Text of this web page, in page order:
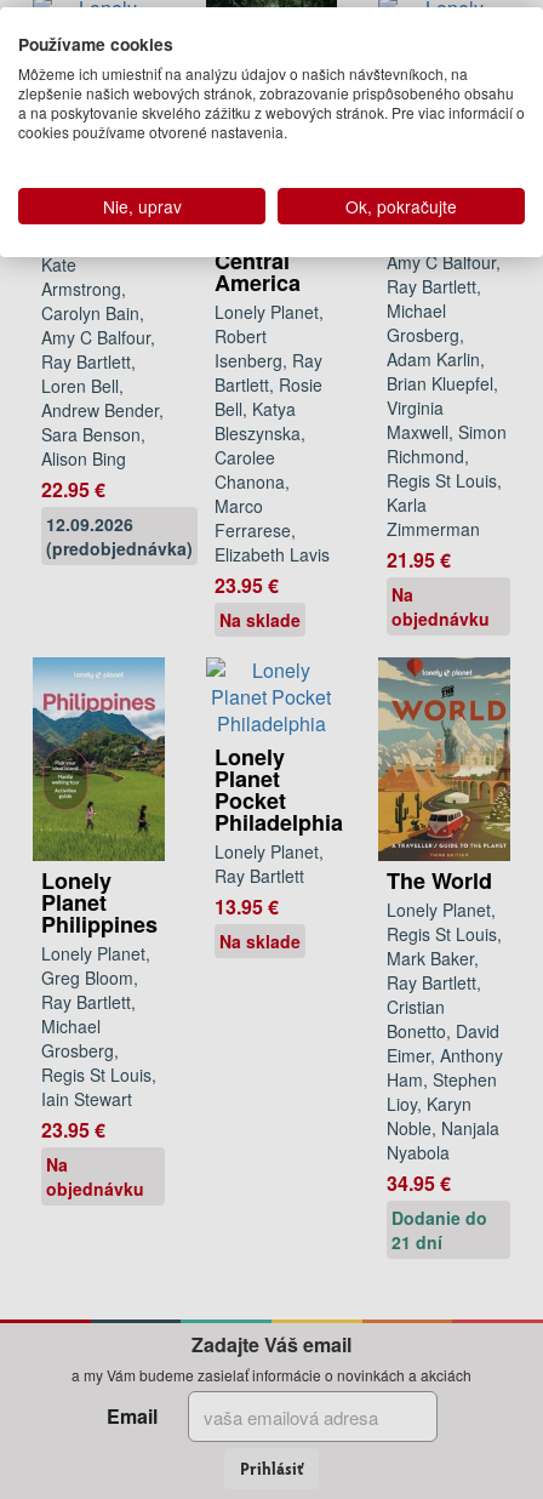
Lonely
Planet Best
USA
Lonely Planet,
Kate
Armstrong,
Carolyn Bain,
Amy C Balfour,
Ray Bartlett,
Loren Bell,
Andrew Bender,
Sara Benson,
Alison Bing
22.95 €
12.09.2026
(predobjednávka)
Lonely
Central
America
Lonely Planet,
Robert
Isenberg, Ray
Bartlett, Rosie
Bell, Katya
Bleszynska,
Carolee
Chanona,
Marco
Ferrarese,
Elizabeth Lavis
23.95 €
Na sklade
Lonely
Mid-
Atlantic
Amy C Balfour,
Ray Bartlett,
Michael
Grosberg,
Adam Karlin,
Brian Kluepfel,
Virginia
Maxwell, Simon
Richmond,
Regis St Louis,
Karla
Zimmerman
21.95 €
Na
objednávku
Lonely
Planet
Philippines
Lonely Planet,
Greg Bloom,
Ray Bartlett,
Michael
Grosberg,
Regis St Louis,
Iain Stewart
23.95 €
Na
objednávku
Lonely
Planet
Pocket
Philadelphia
Lonely Planet,
Ray Bartlett
13.95 €
Na sklade
The World
Lonely Planet,
Regis St Louis,
Mark Baker,
Ray Bartlett,
Cristian
Bonetto, David
Eimer, Anthony
Ham, Stephen
Lioy, Karyn
Noble, Nanjala
Nyabola
34.95 €
Dodanie do
21 dní
Zadajte Váš email
a my Vám budeme zasielať informácie o novinkách a akciách
Email
Prihlásiť
Používame cookies
Môžeme ich umiestniť na analýzu údajov o našich návštevníkoch, na
zlepšenie našich webových stránok, zobrazovanie prispôsobeného obsahu
a na poskytovanie skvelého zážitku z webových stránok. Pre viac informácií o
cookies používame otvorené nastavenia.
Nie, uprav Ok, pokračujte